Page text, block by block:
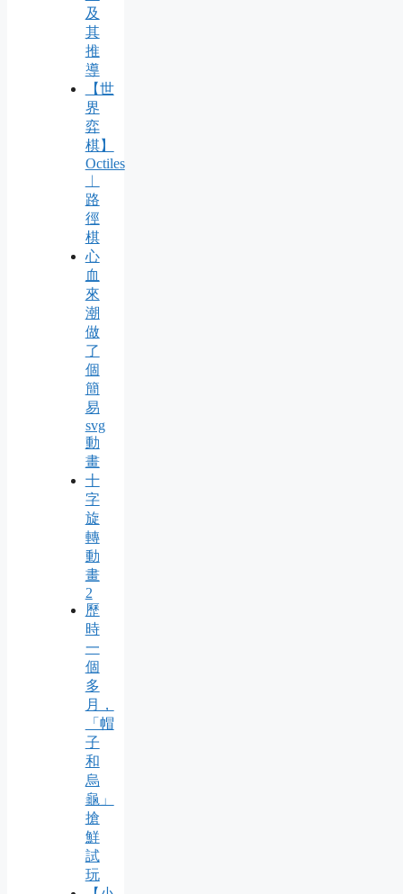
及
其
推
導
【世
界
弈
棋】
Octiles
︱
路
徑
棋
心
血
來
潮
做
了
個
簡
易
svg
動
畫
十
字
旋
轉
動
畫
2
歷
時
一
個
多
月，
「帽
子
和
烏
龜」
搶
鮮
試
玩